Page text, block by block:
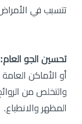
تتسبب في
تحسين الجو العام:
أو الأماكن
والتخلص من
المظهر والانطباع.